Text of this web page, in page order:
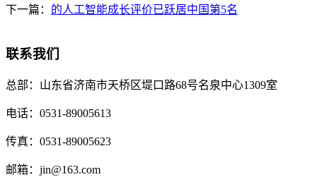
下一篇： 的人工智能成长评价已跃居中国第5名
联系我们
总部： 山东省济南市天桥区堤口路68号名泉中心1309室
电话： 0531-89005613
传真： 0531-89005623
邮箱： jin@163.com